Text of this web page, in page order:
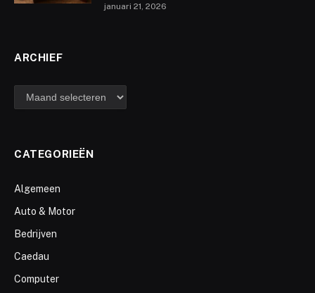
januari 21, 2026
ARCHIEF
archief
CATEGORIEËN
Algemeen
Auto & Motor
Bedrijven
Caedau
Computer